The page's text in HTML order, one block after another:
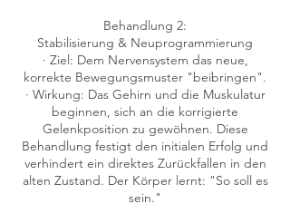
Behandlung 2:
Stabilisierung & Neuprogrammierung
· Ziel: Dem Nervensystem das neue,
korrekte Bewegungsmuster "beibringen".
· Wirkung: Das Gehirn und die Muskulatur
beginnen, sich an die korrigierte
Gelenkposition zu gewöhnen. Diese
Behandlung festigt den initialen Erfolg und
verhindert ein direktes Zurückfallen in den
alten Zustand. Der Körper lernt: "So soll es
sein."